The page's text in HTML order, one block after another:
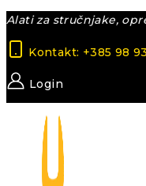
Skip
content
Alati za stručnjake,
Kontakt: +385 98
Login